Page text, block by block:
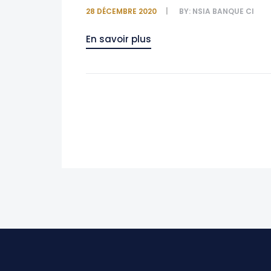
28 DÉCEMBRE 2020 BY: NSIA BANQUE CI
En savoir plus